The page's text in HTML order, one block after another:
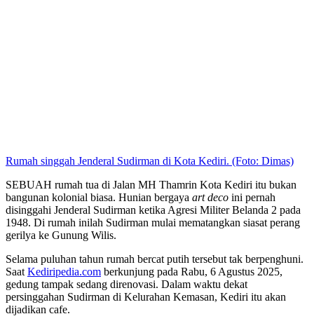
Rumah singgah Jenderal Sudirman di Kota Kediri. (Foto: Dimas)
SEBUAH rumah tua di Jalan MH Thamrin Kota Kediri itu bukan
bangunan kolonial biasa. Hunian bergaya art deco ini pernah
disinggahi Jenderal Sudirman ketika Agresi Militer Belanda 2 pada
1948. Di rumah inilah Sudirman mulai mematangkan siasat perang
gerilya ke Gunung Wilis.
Selama puluhan tahun rumah bercat putih tersebut tak berpenghuni.
Saat Kediripedia.com berkunjung pada Rabu, 6 Agustus 2025,
gedung tampak sedang direnovasi. Dalam waktu dekat
persinggahan Sudirman di Kelurahan Kemasan, Kediri itu akan
dijadikan cafe.